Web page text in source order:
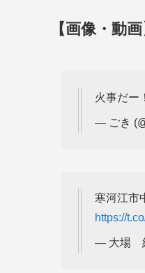
【画像・動
火事だー
— ごき
寒河江市
https://
— 大場